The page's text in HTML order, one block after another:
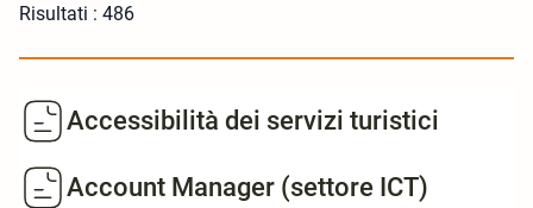
Risultati : 486
Accessibilità dei servizi turistici
Account Manager (settore ICT)